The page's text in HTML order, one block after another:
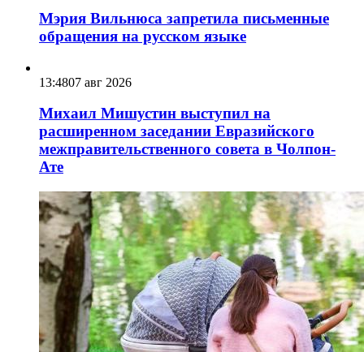
Мэрия Вильнюса запретила письменные
обращения на русском языке
13:4807 авг 2026
Михаил Мишустин выступил на
расширенном заседании Евразийского
межправительственного совета в Чолпон-
Ате